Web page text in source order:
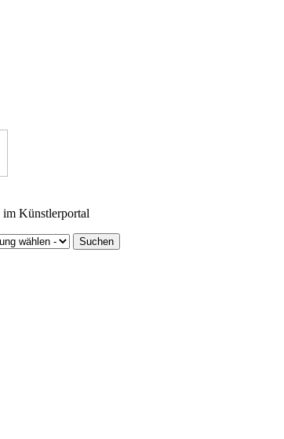
Künstlerportal